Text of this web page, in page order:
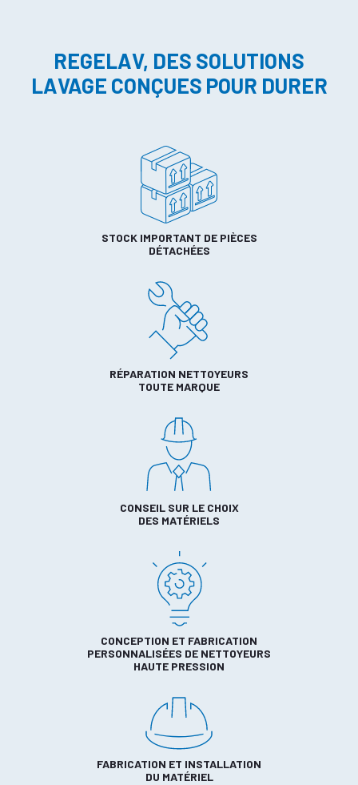
REGELAV, DES SOLUTIONS
LAVAGE CONÇUES POUR DURER
STOCK IMPORTANT DE PIÈCES
DÉTACHÉES
RÉPARATION NETTOYEURS
TOUTE MARQUE
CONSEIL SUR LE CHOIX
DES MATÉRIELS
CONCEPTION ET FABRICATION
PERSONNALISÉES DE NETTOYEURS
HAUTE PRESSION
FABRICATION ET INSTALLATION
DU MATÉRIEL